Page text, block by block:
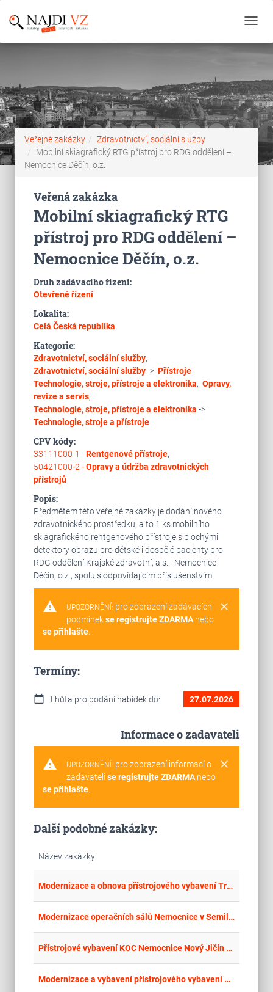
Veřejné zakázky
Zdravotnictví, sociální služby
Mobilní skiagrafický RTG přístroj pro RDG oddělení –
Nemocnice Děčín, o.z.
Veřená zakázka
Mobilní skiagrafický RTG
přístroj pro RDG oddělení –
Nemocnice Děčín, o.z.
Druh zadávacího řízení:
Otevřené řízení
Lokalita:
Celá Česká republika
Kategorie:
Zdravotnictví, sociální služby,
Zdravotnictví, sociální služby-> Přístroje
Technologie, stroje, přístroje a elektronika, Opravy,
revize a servis,
Technologie, stroje, přístroje a elektronika ->
Technologie, stroje a přístroje
CPV kódy:
33111000-1 -Rentgenové přístroje,
50421000-2 -Opravy a údržba zdravotnických
přístrojů
Popis:
Předmětem této veřejné zakázky je dodání nového
zdravotnického prostředku, a to 1 ks mobilního
skiagrafického rentgenového přístroje s plochými
detektory obrazu pro dětské i dospělé pacienty pro
RDG oddělení Krajské zdravotní, a.s. - Nemocnice
Děčín, o.z., spolu s odpovídajícím příslušenstvím.
warning clear
UPOZORNĚNÍ: pro zobrazení zadávacích
podmínekse registrujte ZDARMAnebo
se přihlašte.
Termíny:
calendar_today Lhůta pro podání nabídek do: 27.07.2026
Informace o zadavateli
warning clear
UPOZORNĚNÍ: pro zobrazení informací o
zadavateli se registrujte ZDARMAnebo
se přihlašte.
Další podobné zakázky:
Název zakázky
Modernizace a obnova přístrojového vybavení Traumacentra KN Liberec a.s.
Modernizace operačních sálů Nemocnice v Semilech - dodávka zdravotnické techniky II
Přístrojové vybavení KOC Nemocnice Nový Jičín a.s.
Modernizace a vybavení přístrojového vybavení Pavilonu akutní medicíny a centrálního vstupu KKN – Litotryptor " - část 5